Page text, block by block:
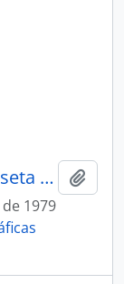
Escenas de la Feria de abril: Caseta La PECERA – 08
1979